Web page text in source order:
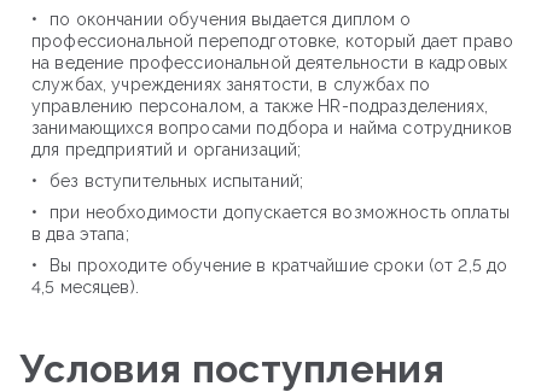
по окончании обучения выдается диплом о
профессиональной переподготовке, который дает право
на ведение профессиональной деятельности в кадровых
службах, учреждениях занятости, в службах по
управлению персоналом, а также HR-подразделениях,
занимающихся вопросами подбора и найма сотрудников
для предприятий и организаций;
без вступительных испытаний;
при необходимости допускается возможность оплаты
в два этапа;
Вы проходите обучение в кратчайшие сроки (от 2,5 до
4,5 месяцев).
Условия поступления